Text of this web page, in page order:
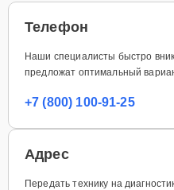
Телефон
Наши специалисты быстро
предложат оптимальный
+7 (800) 100-91-25
Адрес
Передать технику на